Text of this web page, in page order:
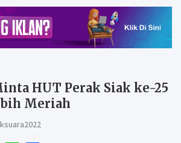
HUT Perak Siak ke-25
Meriah